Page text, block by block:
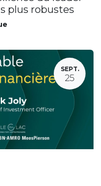
plus robustes
SEPT.
25